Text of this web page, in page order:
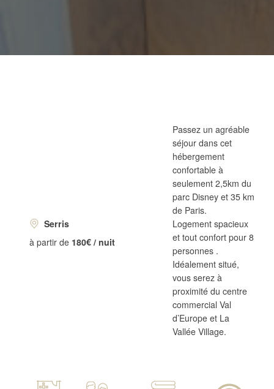
Serris
à partir de 180€ / nuit
Passez un agréable
séjour dans cet
hébergement
confortable à
seulement 2,5km du
parc Disney et 35 km
de Paris.
Logement spacieux
et tout confort pour 8
personnes .
Idéalement situé,
vous serez à
proximité du centre
commercial Val
d’Europe et La
Vallée Village.